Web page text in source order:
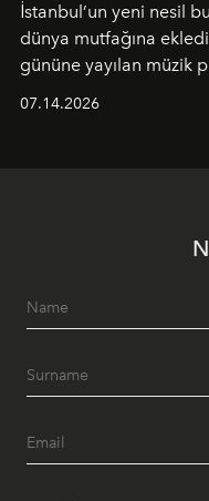
İstanbul’un yeni nesil
dünya mutfağına
gününe yayılan müzik
07.14.2026